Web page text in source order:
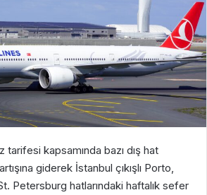
tarifesi kapsamında bazı dış hat
giderek İstanbul çıkışlı Porto,
Petersburg hatlarındaki haftalık sefer